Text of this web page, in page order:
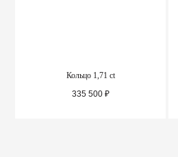
Кольцо 1,71 ct
335 500 ₽